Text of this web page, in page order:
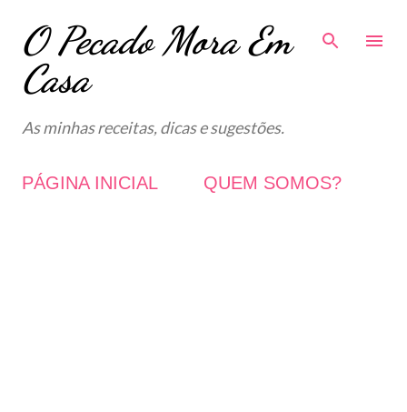
Avançar para o conteúdo principal
O Pecado Mora Em
Casa
As minhas receitas, dicas e sugestões.
PÁGINA INICIAL QUEM SOMOS?